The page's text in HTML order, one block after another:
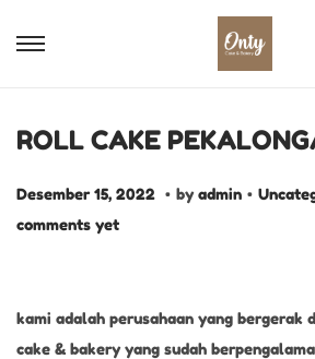
ROLL CAKE
P
o
e
d
Desember 15, 2022 D
m
b
. by admin . P
e
d
comments yet
kami adalah perusahaan yang bergerak
cake & bakery yang sudah